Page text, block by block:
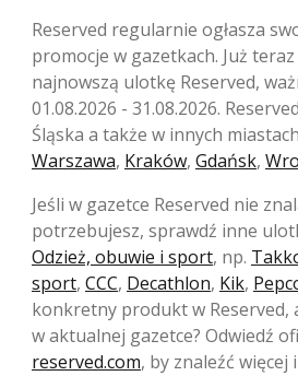
Reserved regularnie ogłasza
promocje w gazetkach. Już
najnowszą ulotkę Reserved,
01.08.2026 - 31.08.2026.
Śląska a także w innych
Warszawa, Kraków, Gdańsk,
Jeśli w gazetce Reserved nie
potrzebujesz, sprawdź inne
Odzież, obuwie i sport, np.
sport, CCC, Decathlon, Kik,
konkretny produkt w Reserved,
w aktualnej gazetce? Odwiedź
reserved.com, by znaleźć więcej